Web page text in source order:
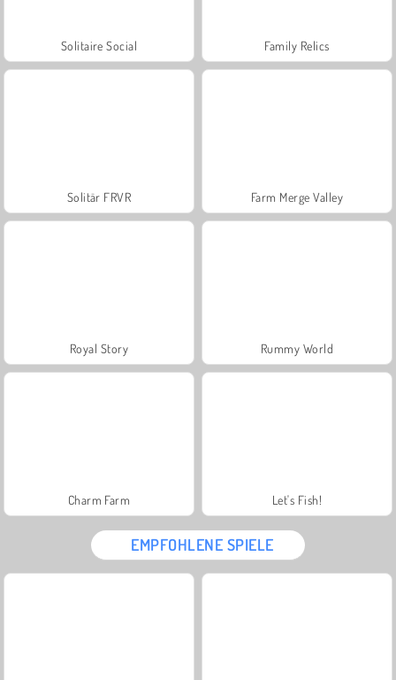
Solitaire Social Family Relics
Solitär FRVR Farm Merge Valley
Royal Story Rummy World
Charm Farm Let's Fish!
EMPFOHLENE SPIELE